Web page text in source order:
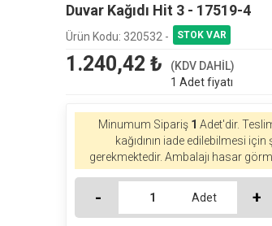
Duvar Kağıdı Hit 3 - 17519-4
Ürün Kodu: 320532 -
1.240,42 ₺
(KDV DAHİL)
1 Adet fiyatı
Minumum Sipariş 1 Adet'dir.
kağıdının iade edilebilmesi
gerekmektedir. Ambalajı hasar
- Adet +